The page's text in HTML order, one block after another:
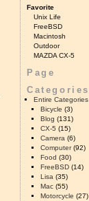
Favorite
Unix Life
FreeBSD
Macintosh
Outdoor
MAZDA CX-5
Page
Categories
Entire Categories
Bicycle (3)
Blog (131)
CX-5 (15)
Camera (6)
Computer(92)
Food (30)
FreeBSD (14)
Lisa (35)
Mac (55)
Motorcycle (27)